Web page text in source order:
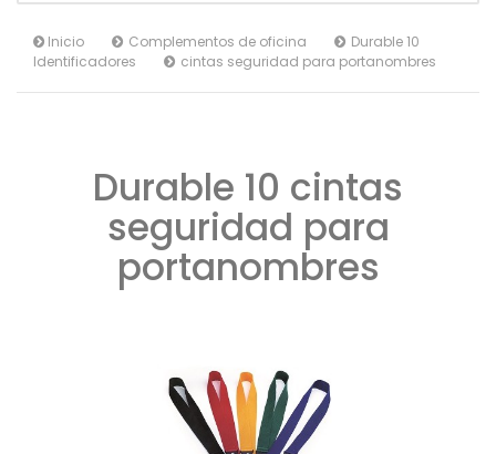
Inicio
Complementos de oficina
Identificadores
Durable 10
cintas seguridad para portanombres
Durable 10 cintas
seguridad para
portanombres